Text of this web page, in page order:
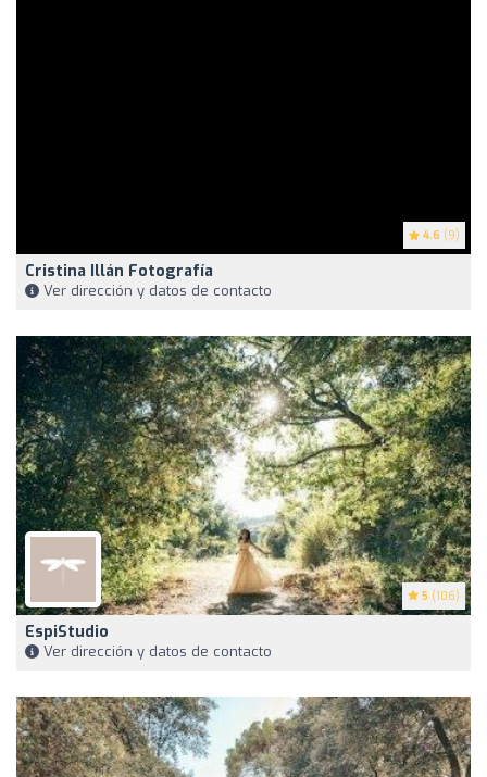
4.6 (9)
Cristina Illán Fotografía
Ver dirección y datos de contacto
5 (106)
EspiStudio
Ver dirección y datos de contacto